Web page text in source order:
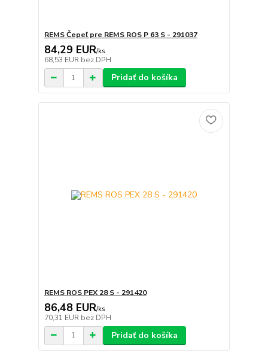
REMS Čepeľ pre REMS ROS P 63 S - 291037
84,29 EUR/ks
68,53 EUR bez DPH
Pridať do košíka
REMS ROS PEX 28 S - 291420
86,48 EUR/ks
70,31 EUR bez DPH
Pridať do košíka